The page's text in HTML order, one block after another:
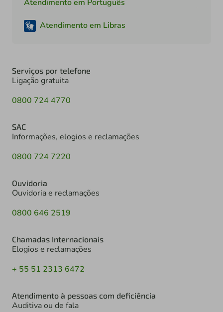
Atendimento em Português
Atendimento em Libras
Serviços por telefone
Ligação gratuita
0800 724 4770
SAC
Informações, elogios e reclamações
0800 724 7220
Ouvidoria
Ouvidoria e reclamações
0800 646 2519
Chamadas Internacionais
Elogios e reclamações
+ 55 51 2313 6472
Atendimento à pessoas com deficiência
Auditiva ou de fala